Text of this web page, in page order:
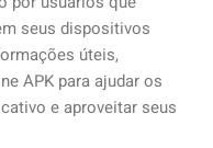
seus dispositivos
úteis,
APK para ajudar os
e aproveitar seus